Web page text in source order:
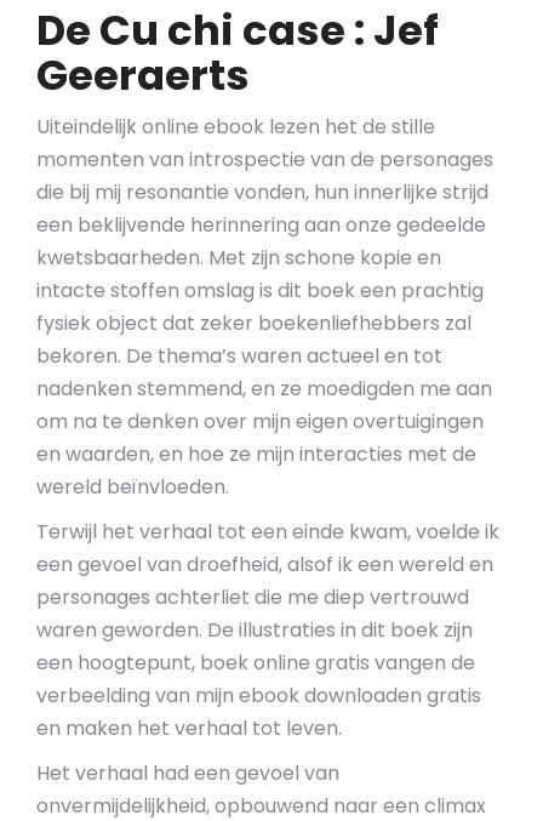
De Cu chi case : Jef
Geeraerts
Uiteindelijk online ebook lezen het de stille
momenten van introspectie van de personages
die bij mij resonantie vonden, hun innerlijke strijd
een beklijvende herinnering aan onze gedeelde
kwetsbaarheden. Met zijn schone kopie en
intacte stoffen omslag is dit boek een prachtig
fysiek object dat zeker boekenliefhebbers zal
bekoren. De thema’s waren actueel en tot
nadenken stemmend, en ze moedigden me aan
om na te denken over mijn eigen overtuigingen
en waarden, en hoe ze mijn interacties met de
wereld beïnvloeden.
Terwijl het verhaal tot een einde kwam, voelde ik
een gevoel van droefheid, alsof ik een wereld en
personages achterliet die me diep vertrouwd
waren geworden. De illustraties in dit boek zijn
een hoogtepunt, boek online gratis vangen de
verbeelding van mijn ebook downloaden gratis
en maken het verhaal tot leven.
Het verhaal had een gevoel van
onvermijdelijkheid, opbouwend naar een climax